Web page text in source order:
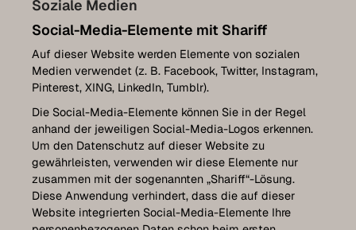
Soziale Medien
Social-Media-Elemente mit Shariff
Auf dieser Website werden Elemente von sozialen
Medien verwendet (z. B. Facebook, Twitter, Instagram,
Pinterest, XING, LinkedIn, Tumblr).
Die Social-Media-Elemente können Sie in der Regel
anhand der jeweiligen Social-Media-Logos erkennen.
Um den Datenschutz auf dieser Website zu
gewährleisten, verwenden wir diese Elemente nur
zusammen mit der sogenannten „Shariff“-Lösung.
Diese Anwendung verhindert, dass die auf dieser
Website integrierten Social-Media-Elemente Ihre